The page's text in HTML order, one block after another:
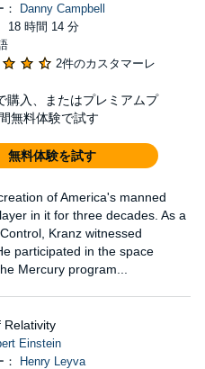
Danny Campbell
18 時間 14 分
2件のカスタマーレ
購入、またはプレミアムプ
無料体験で試す
無料体験を試す
of America's manned
in it for three decades. As a
Kranz witnessed
participated in the space
Mercury program...
Relativity
Einstein
Henry Leyva